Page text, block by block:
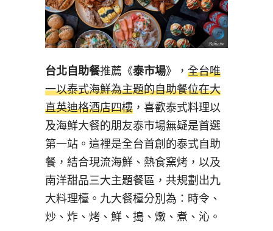
台北自助餐推薦《泰市場》， 全台唯
一以泰式海鮮為主題的自助餐位在大
直英迪格酒店四樓 ，喜歡泰式料理以
及海鮮大餐的朋友泰市場無疑是首選
第一站。這裡是全台首創的泰式自助
餐，結合現流海鮮、熱食窯烤，以及
南洋甜品三大主題餐區，共規劃出九
大料理檯。九大餐檯分別為：時令、
炒、炸、烤、鮮、搗、燉、煮、沁。